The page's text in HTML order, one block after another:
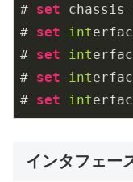
# set
# set int
# set int
# set int
# set int
インタフェー